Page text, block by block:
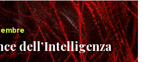
dell’Intelligenza